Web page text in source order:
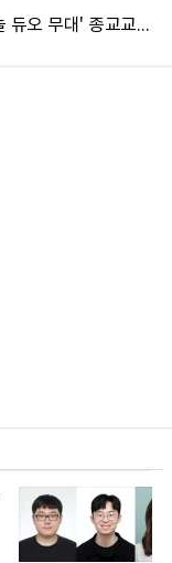
제72회 광화문음악회, 20일 '김대환·김하늘 듀오 무대' 종교교회서 무료 개최